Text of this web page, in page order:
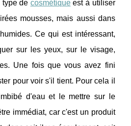
type de cosmétiqueest à utiliser
mousses, mais aussi dans
Ce qui est intéressant,
sur les yeux, sur le visage,
Une fois que vous avez fini
pour voir s'il tient. Pour cela il
d'eau et le mettre sur le
immédiat, car c'est un produit